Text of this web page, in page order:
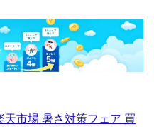
天市場 暑さ対策フェア 買